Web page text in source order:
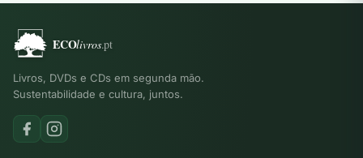
Livros, DVDs e CDs em segunda mão.
Sustentabilidade e cultura, juntos.